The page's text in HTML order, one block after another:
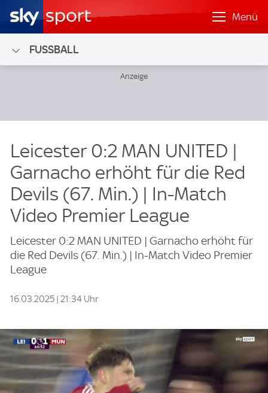
Menü
FUSSBALL
Leicester 0:2 MAN UNITED |
Garnacho erhöht für die Red
Devils (67. Min.) | In-Match
Video Premier League
Leicester 0:2 MAN UNITED | Garnacho erhöht für
die Red Devils (67. Min.) | In-Match Video Premier
League
16.03.2025 | 21:34 Uhr